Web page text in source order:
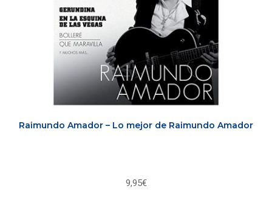
Raimundo Amador – Lo mejor de Raimundo Amador
9,95€